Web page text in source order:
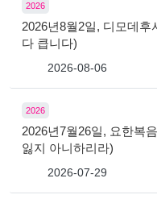
2026
2026년8월2일, 디모데후
다 큽니다)
2026-08-06
2026
2026년7월26일, 요한복
잃지 아니하리라)
2026-07-29